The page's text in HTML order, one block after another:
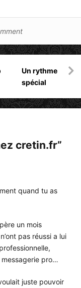
Un rythme
spécial
cretin.fr”
quand tu as
un mois
pas réussi a lui
pro…
juste pouvoir